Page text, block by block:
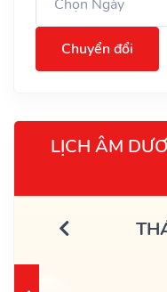
Chuyển đổi
LỊCH ÂM